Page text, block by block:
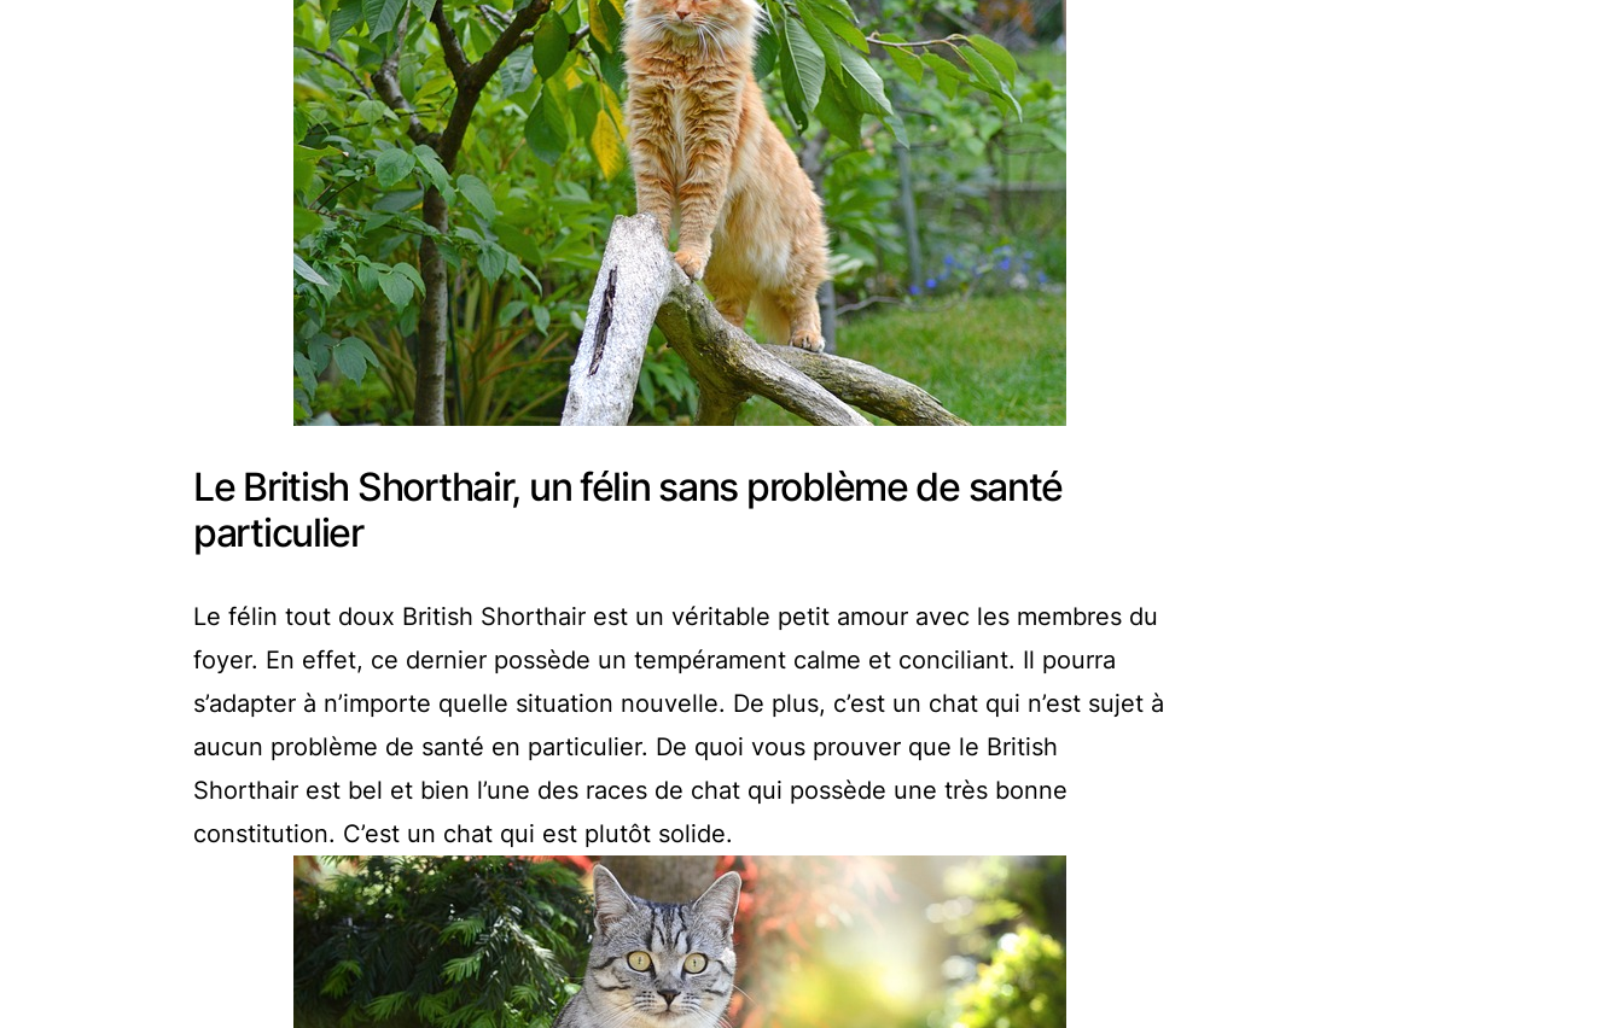
Le British Shorthair, un félin sans problème de santé
particulier
Le félin tout doux British Shorthair est un véritable petit amour avec les membres du
foyer. En effet, ce dernier possède un tempérament calme et conciliant. Il pourra
s’adapter à n’importe quelle situation nouvelle. De plus, c’est un chat qui n’est sujet à
aucun problème de santé en particulier. De quoi vous prouver que le British
Shorthair est bel et bien l’une des races de chat qui possède une très bonne
constitution. C’est un chat qui est plutôt solide.